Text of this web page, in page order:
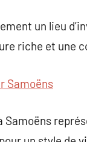
un lieu
riche et une
Samoëns
Samoëns